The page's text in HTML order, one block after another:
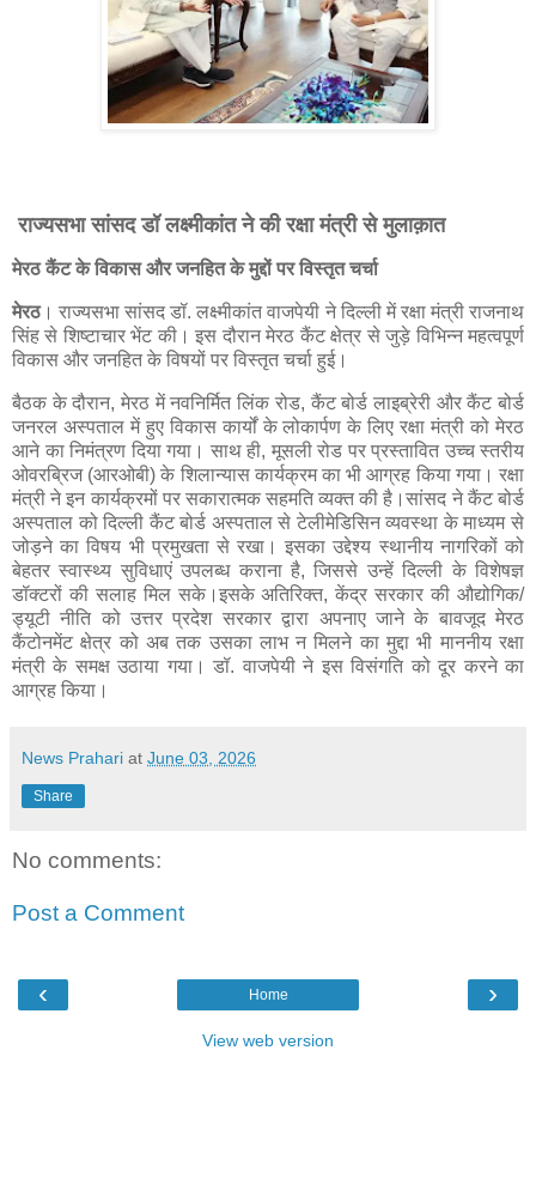
राज्यसभा सांसद डॉ लक्ष्मीकांत ने की रक्षा मंत्री से मुलाक़ात
मेरठ कैंट के विकास और जनहित के मुद्दों पर विस्तृत चर्चा
मेरठ। राज्यसभा सांसद डॉ. लक्ष्मीकांत वाजपेयी ने दिल्ली में रक्षा मंत्री राजनाथ
सिंह से शिष्टाचार भेंट की। इस दौरान मेरठ कैंट क्षेत्र से जुड़े विभिन्न महत्वपूर्ण
विकास और जनहित के विषयों पर विस्तृत चर्चा हुई।
बैठक के दौरान, मेरठ में नवनिर्मित लिंक रोड, कैंट बोर्ड लाइब्रेरी और कैंट बोर्ड
जनरल अस्पताल में हुए विकास कार्यों के लोकार्पण के लिए रक्षा मंत्री को मेरठ
आने का निमंत्रण दिया गया। साथ ही, मूसली रोड पर प्रस्तावित उच्च स्तरीय
ओवरब्रिज (आरओबी) के शिलान्यास कार्यक्रम का भी आग्रह किया गया। रक्षा
मंत्री ने इन कार्यक्रमों पर सकारात्मक सहमति व्यक्त की है।सांसद ने कैंट बोर्ड
अस्पताल को दिल्ली कैंट बोर्ड अस्पताल से टेलीमेडिसिन व्यवस्था के माध्यम से
जोड़ने का विषय भी प्रमुखता से रखा। इसका उद्देश्य स्थानीय नागरिकों को
बेहतर स्वास्थ्य सुविधाएं उपलब्ध कराना है, जिससे उन्हें दिल्ली के विशेषज्ञ
डॉक्टरों की सलाह मिल सके।इसके अतिरिक्त, केंद्र सरकार की औद्योगिक/
ड्यूटी नीति को उत्तर प्रदेश सरकार द्वारा अपनाए जाने के बावजूद मेरठ
कैंटोनमेंट क्षेत्र को अब तक उसका लाभ न मिलने का मुद्दा भी माननीय रक्षा
मंत्री के समक्ष उठाया गया। डॉ. वाजपेयी ने इस विसंगति को दूर करने का
आग्रह किया।
News Prahari at June 03, 2026
Share
No comments:
Post a Comment
‹ ›
Home
View web version